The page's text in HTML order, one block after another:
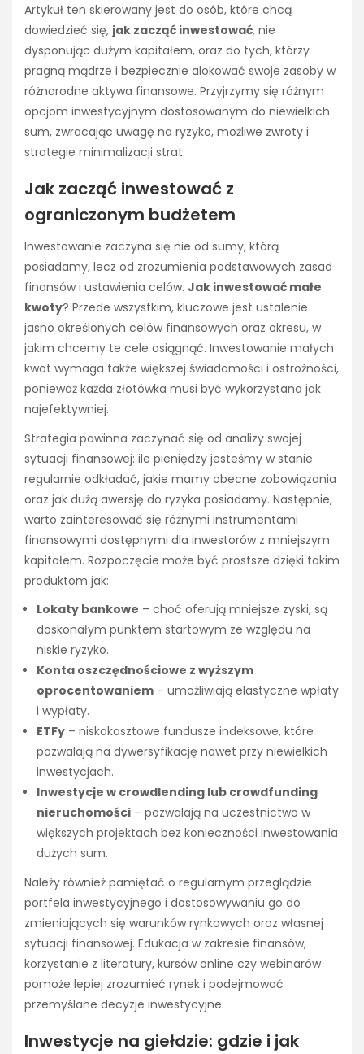
Artykuł ten skierowany jest do osób, które chcą
dowiedzieć się, jak zacząć inwestować, nie
dysponując dużym kapitałem, oraz do tych, którzy
pragną mądrze i bezpiecznie alokować swoje zasoby w
różnorodne aktywa finansowe. Przyjrzymy się różnym
opcjom inwestycyjnym dostosowanym do niewielkich
sum, zwracając uwagę na ryzyko, możliwe zwroty i
strategie minimalizacji strat.
Jak zacząć inwestować z
ograniczonym budżetem
Inwestowanie zaczyna się nie od sumy, którą
posiadamy, lecz od zrozumienia podstawowych zasad
finansów i ustawienia celów. Jak inwestować małe
kwoty? Przede wszystkim, kluczowe jest ustalenie
jasno określonych celów finansowych oraz okresu, w
jakim chcemy te cele osiągnąć. Inwestowanie małych
kwot wymaga także większej świadomości i ostrożności,
ponieważ każda złotówka musi być wykorzystana jak
najefektywniej.
Strategia powinna zaczynać się od analizy swojej
sytuacji finansowej: ile pieniędzy jesteśmy w stanie
regularnie odkładać, jakie mamy obecne zobowiązania
oraz jak dużą awersję do ryzyka posiadamy. Następnie,
warto zainteresować się różnymi instrumentami
finansowymi dostępnymi dla inwestorów z mniejszym
kapitałem. Rozpoczęcie może być prostsze dzięki takim
produktom jak:
Lokaty bankowe – choć oferują mniejsze zyski, są
doskonałym punktem startowym ze względu na
niskie ryzyko.
Konta oszczędnościowe z wyższym
oprocentowaniem – umożliwiają elastyczne wpłaty
i wypłaty.
ETFy – niskokosztowe fundusze indeksowe, które
pozwalają na dywersyfikację nawet przy niewielkich
inwestycjach.
Inwestycje w crowdlending lub crowdfunding
nieruchomości – pozwalają na uczestnictwo w
większych projektach bez konieczności inwestowania
dużych sum.
Należy również pamiętać o regularnym przeglądzie
portfela inwestycyjnego i dostosowywaniu go do
zmieniających się warunków rynkowych oraz własnej
sytuacji finansowej. Edukacja w zakresie finansów,
korzystanie z literatury, kursów online czy webinarów
pomoże lepiej zrozumieć rynek i podejmować
przemyślane decyzje inwestycyjne.
Inwestycje na giełdzie: gdzie i jak